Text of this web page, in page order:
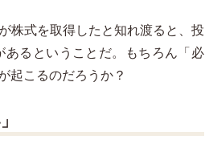
株式を取得したと知れ渡ると、投
るということだ。もちろん「必
起こるのだろうか？